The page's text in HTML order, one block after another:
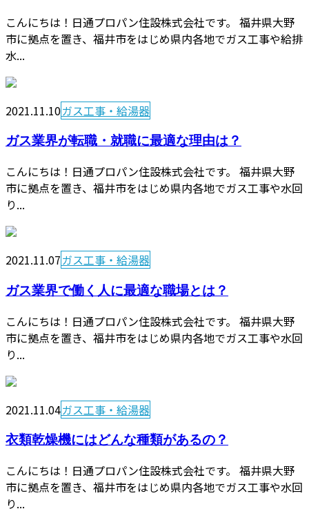
こんにちは！日通プロパン住設株式会社です。 福井県大野
市に拠点を置き、福井市をはじめ県内各地でガス工事や給排
水...
2021.11.10ガス工事・給湯器
ガス業界が転職・就職に最適な理由は？
こんにちは！日通プロパン住設株式会社です。 福井県大野
市に拠点を置き、福井市をはじめ県内各地でガス工事や水回
り...
2021.11.07ガス工事・給湯器
ガス業界で働く人に最適な職場とは？
こんにちは！日通プロパン住設株式会社です。 福井県大野
市に拠点を置き、福井市をはじめ県内各地でガス工事や水回
り...
2021.11.04ガス工事・給湯器
衣類乾燥機にはどんな種類があるの？
こんにちは！日通プロパン住設株式会社です。 福井県大野
市に拠点を置き、福井市をはじめ県内各地でガス工事や水回
り...